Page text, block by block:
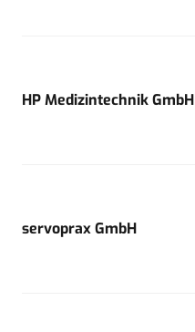
HP Medizintechnik GmbH
servoprax GmbH